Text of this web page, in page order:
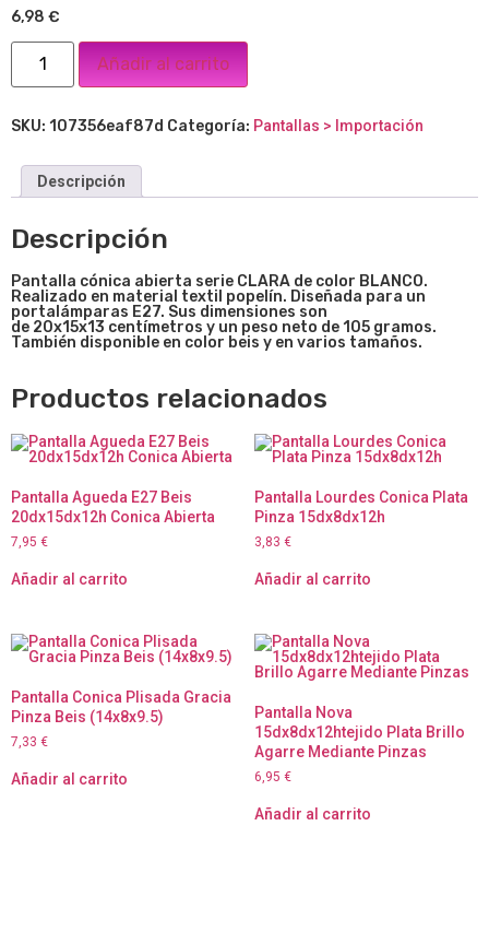
6,98 €
Añadir al carrito
SKU: 107356eaf87d Categoría: Pantallas > Importación
Descripción
Descripción
Pantalla cónica abierta serie CLARA de color BLANCO.
Realizado en material textil popelín. Diseñada para un
portalámparas E27. Sus dimensiones son
de 20x15x13 centímetros y un peso neto de 105 gramos.
También disponible en color beis y en varios tamaños.
Productos relacionados
Pantalla Agueda E27 Beis
20dx15dx12h Conica Abierta
7,95 €
Añadir al carrito
Pantalla Lourdes Conica Plata
Pinza 15dx8dx12h
3,83 €
Añadir al carrito
Pantalla Conica Plisada Gracia
Pinza Beis (14x8x9.5)
7,33 €
Añadir al carrito
Pantalla Nova
15dx8dx12htejido Plata Brillo
Agarre Mediante Pinzas
6,95 €
Añadir al carrito